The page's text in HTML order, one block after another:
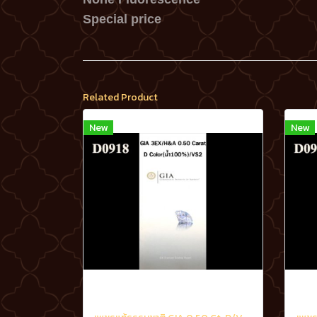
Special price
Related Product
New New